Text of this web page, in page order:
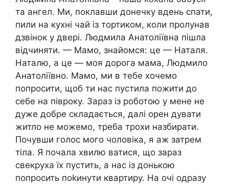
та ангел. Ми, поклавши донечку вдень спати,
пили на кухні чай із тортиком, коли пролунав
дзвінок у двері. Людмила Анатоліївна пішла
відчиняти. — Мамо, знайомся: це — Наталя.
Наталю, а це — моя дорога мама, Людмило
Анатоліївно. Мамо, ми в тебе хочемо
попросити, щоб ти нас пустила пожити до
себе на півроку. Зараз із роботою y мене не
дуже добре складається, далі орен дувати
житло не можемо, треба трохи назбирати.
Почувши голос мого чоловіка, я аж затрем
тіла. Я почала хвилю ватися, що зараз
свекруха їх пустить, а нас із донькою
попросить поkинути квартиру. На очі одразу